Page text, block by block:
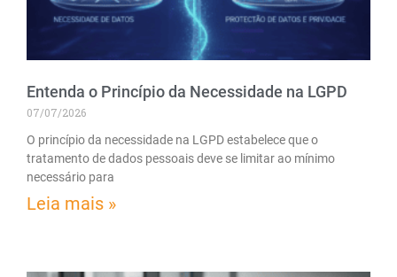
Entenda o Princípio da Necessidade na LGPD
07/07/2026
O princípio da necessidade na LGPD estabelece que o
tratamento de dados pessoais deve se limitar ao mínimo
necessário para
Leia mais »